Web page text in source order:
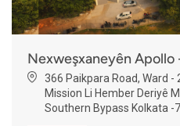
Nexweşxaneyên Apollo
366 Paikpara Road, Ward -
Mission Li Hember Deriyê
Southern Bypass Kolkata -